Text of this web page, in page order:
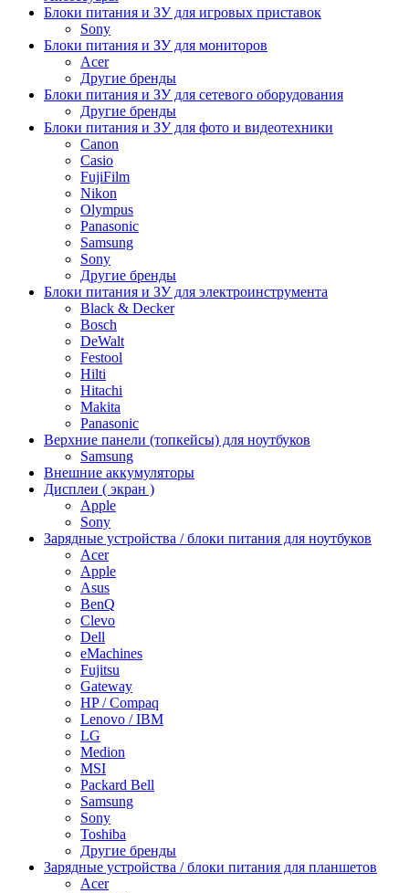
Блоки питания и ЗУ для игровых приставок
Sony
Блоки питания и ЗУ для мониторов
Acer
Другие бренды
Блоки питания и ЗУ для сетевого оборудования
Другие бренды
Блоки питания и ЗУ для фото и видеотехники
Canon
Casio
FujiFilm
Nikon
Olympus
Panasonic
Samsung
Sony
Другие бренды
Блоки питания и ЗУ для электроинструмента
Black & Decker
Bosch
DeWalt
Festool
Hilti
Hitachi
Makita
Panasonic
Верхние панели (топкейсы) для ноутбуков
Samsung
Внешние аккумуляторы
Дисплеи ( экран )
Apple
Sony
Зарядные устройства / блоки питания для ноутбуков
Acer
Apple
Asus
BenQ
Clevo
Dell
eMachines
Fujitsu
Gateway
HP / Compaq
Lenovo / IBM
LG
Medion
MSI
Packard Bell
Samsung
Sony
Toshiba
Другие бренды
Зарядные устройства / блоки питания для планшетов
Acer